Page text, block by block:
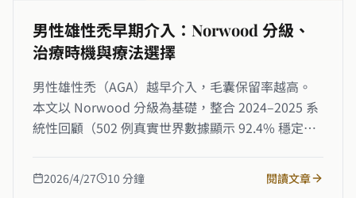
男性雄性禿早期介入：Norwood 分級、
治療時機與療法選擇
男性雄性禿（AGA）越早介入，毛囊保留率越高。
本文以 Norwood 分級為基礎，整合 2024–2025 系
統性回顧（502 例真實世界數據顯示 92.4% 穩定或
量雷射等實證療法，提供最佳介入時機決策框架。
2026/4/27 10 分鐘 閱讀文章